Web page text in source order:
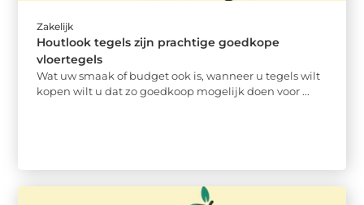
Zakelijk
Houtlook tegels zijn prachtige goedkope
vloertegels
Wat uw smaak of budget ook is, wanneer u tegels wilt
kopen wilt u dat zo goedkoop mogelijk doen voor ...